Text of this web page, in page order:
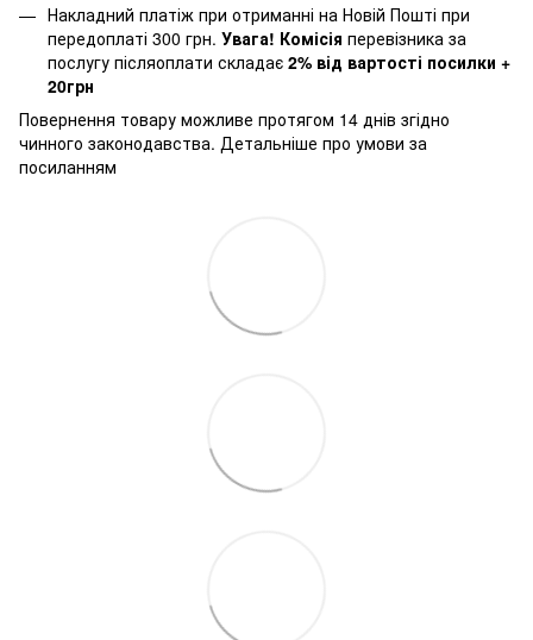
Накладний платіж при отриманні на Новій Пошті при
передоплаті 300 грн. Увага! Комісія перевізника за
послугу післяоплати складає 2% від вартості посилки +
20грн
Повернення товару можливе протягом 14 днів згідно
чинного законодавства. Детальніше про умови за
посиланням